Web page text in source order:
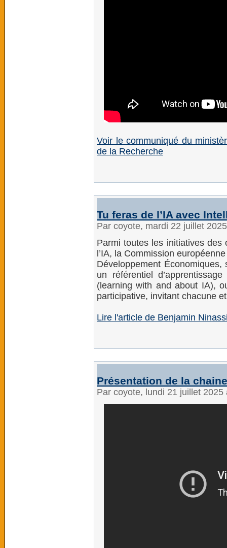
Voir le communiqué du
de la Recherche
Tu feras de l’IA avec
Par coyote, mardi 22 juillet
Parmi toutes les initiatives des
l’IA, la Commission
Développement Économiques,
un référentiel
(learning with and about IA),
participative, invitant chacune
Lire l'article de Benjamin
Présentation de la
Par coyote, lundi 21 juillet